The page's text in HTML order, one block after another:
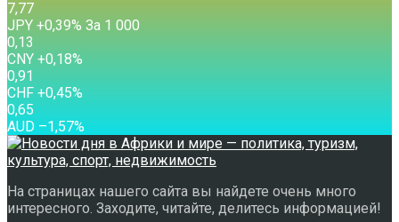
7,77
JPY +0,39% За 1 000
0,13
CNY +0,18%
0,91
CHF +0,45%
0,65
AUD –1,57%
На страницах нашего сайта вы найдете очень много
интересного. Заходите, читайте, делитесь информацией!